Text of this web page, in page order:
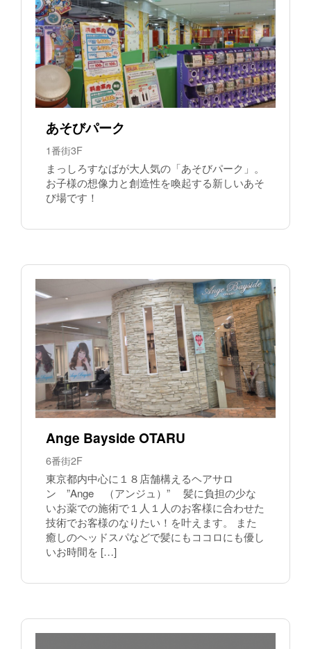
あそびパーク
1番街3F
まっしろすなばが大人気の「あそびパーク」。
お子様の想像力と創造性を喚起する新しいあそ
び場です！
Ange Bayside OTARU
6番街2F
東京都内中心に１８店舗構えるヘアサロ
ン ”Ange （アンジュ）” 髪に負担の少な
いお薬での施術で１人１人のお客様に合わせた
技術でお客様のなりたい！を叶えます。 また
癒しのヘッドスパなどで髪にもココロにも優し
いお時間を […]